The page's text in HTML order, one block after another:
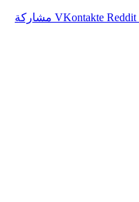
مشاركة